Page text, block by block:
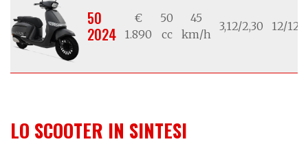
50
2024
€
1.890
50
cc
45
km/h
3,12/2,30 12/12
LO SCOOTER IN SINTESI